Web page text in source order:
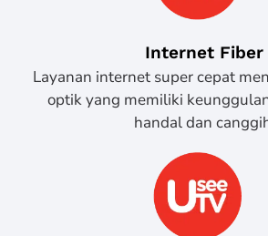
Internet Fiber
Layanan internet super cepat
optik yang memiliki
handal dan